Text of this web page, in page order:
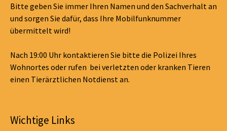
Bitte geben Sie immer Ihren Namen und den Sachverhalt an
und sorgen Sie dafür, dass Ihre Mobilfunknummer
übermittelt wird!
Nach 19:00 Uhr kontaktieren Sie bitte die Polizei Ihres
Wohnortes oder rufen bei verletzten oder kranken Tieren
einen Tierärztlichen Notdienst an.
Wichtige Links